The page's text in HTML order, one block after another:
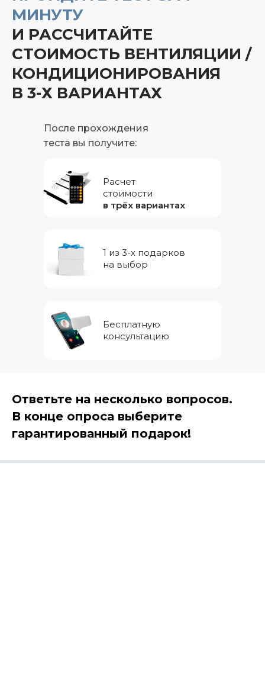
МИНУТУ
И РАССЧИТАЙТЕ
СТОИМОСТЬ ВЕНТИЛЯЦИИ /
КОНДИЦИОНИРОВАНИЯ
В 3-Х ВАРИАНТАХ
1 из 3-х подарков
на выбор
Бесплатную
консультацию
Расчет
стоимости
в трёх вариантах
После прохождения
теста вы получите:
Ответьте на несколько вопросов.
В конце опроса выберите
гарантированный подарок!